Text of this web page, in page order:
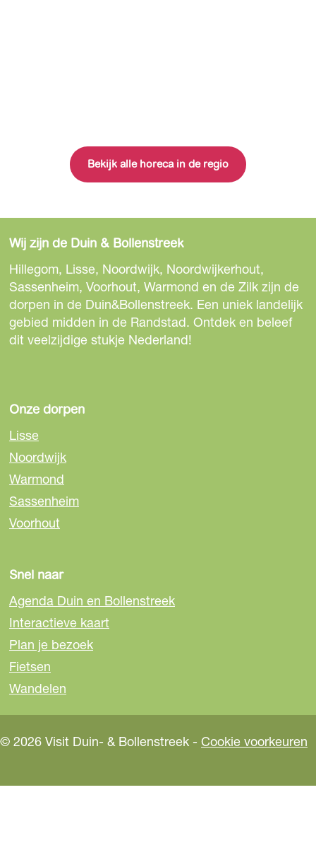
Bekijk alle horeca in de regio
Wij zijn de Duin & Bollenstreek
Hillegom, Lisse, Noordwijk, Noordwijkerhout,
Sassenheim, Voorhout, Warmond en de Zilk zijn de
dorpen in de Duin&Bollenstreek. Een uniek landelijk
gebied midden in de Randstad. Ontdek en beleef
dit veelzijdige stukje Nederland!
Onze dorpen
Lisse
Noordwijk
Warmond
Sassenheim
Voorhout
Snel naar
Agenda Duin en Bollenstreek
Interactieve kaart
Plan je bezoek
Fietsen
Wandelen
© 2026 Visit Duin- & Bollenstreek - Cookie voorkeuren